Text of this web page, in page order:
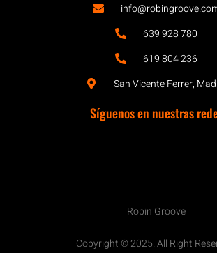
639 928 780
619 804 236
San Vicente Ferrer,
Síguenos en nuestras
Robin Groove
Copyright © 2025. All Right